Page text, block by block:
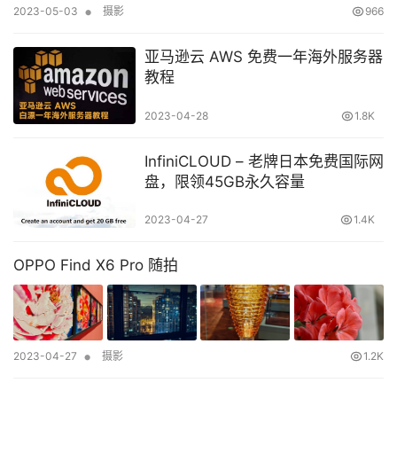
2023-05-03 • 摄影 966
亚马逊云 AWS 免费一年海外服务器
教程
2023-04-28 1.8K
InfiniCLOUD – 老牌日本免费国际网
盘，限领45GB永久容量
2023-04-27 1.4K
OPPO Find X6 Pro 随拍
2023-04-27 • 摄影 1.2K